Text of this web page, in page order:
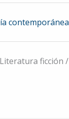
contemporánea
Literatura ficción /